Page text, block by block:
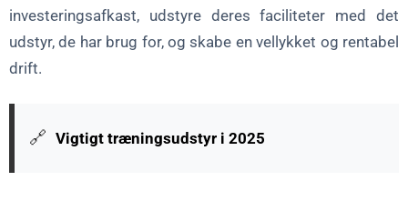
investeringsafkast, udstyre deres faciliteter med det
udstyr, de har brug for, og skabe en vellykket og rentabel
drift.
🔗 Vigtigt træningsudstyr i 2025